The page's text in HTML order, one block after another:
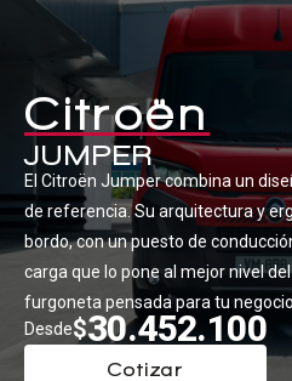
Sucursales
Compramos tu auto
Acerca de SG Autos
Financiamiento
Flotas
Noticias
Centro de ayuda
Sedan
Furgón
Doble cabina
Citroën
JUMPER
El Citroën Jumper combina un
de referencia. Su arquitectura y
bordo, con un puesto de
carga que lo pone al mejor nivel
furgoneta pensada para tu negocio.
Desde$30.452.100
Cotizar